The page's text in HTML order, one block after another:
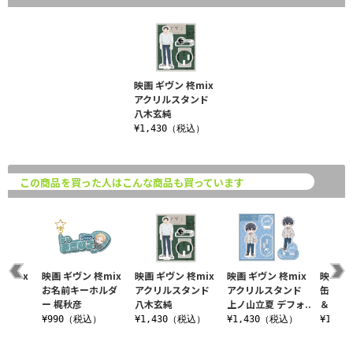
映画 ギヴン 柊mix
アクリルスタンド
八木玄純
¥1,430（税込）
この商品を買った人はこんな商品も買っています
映画 ギヴン 柊mix
アクリルスタンド
八木玄純
¥1,430（税込）
映画 ギヴン 柊mix
アクリルスタンド
上ノ山立夏 デフォ..
¥1,430（税込）
映画
缶バッ
＆玄純
¥1,100
柊mix
映画 ギヴン 柊mix
お名前キーホルダ
ー 梶秋彦
¥990（税込）